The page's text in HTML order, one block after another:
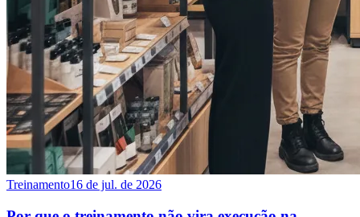
Treinamento16 de jul. de 2026